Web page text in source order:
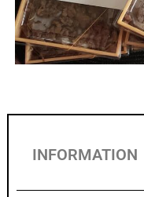
INFORMATION